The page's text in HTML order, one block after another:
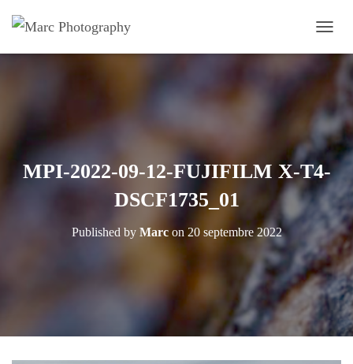
MPI-2022-09-12-FUJIFILM X-T4-
DSCF1735_01
Published by Marcon 20 septembre 2022